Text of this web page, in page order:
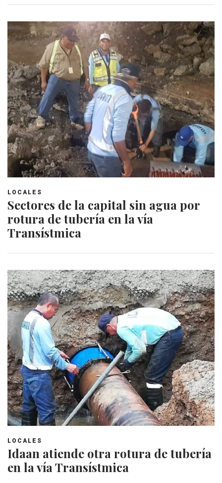
LOCALES
Sectores de la capital sin agua por
rotura de tubería en la vía
Transístmica
LOCALES
Idaan atiende otra rotura de tubería
en la vía Transístmica